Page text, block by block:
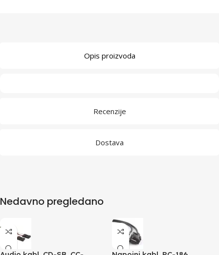
Opis proizvoda
Recenzije
Dostava
Nedavno pregledano